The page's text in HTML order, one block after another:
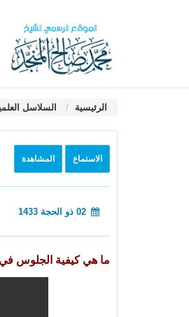
الرئيسية السلاسل
الاستماع المشاهدة
ما هي كيفية الجلوس في